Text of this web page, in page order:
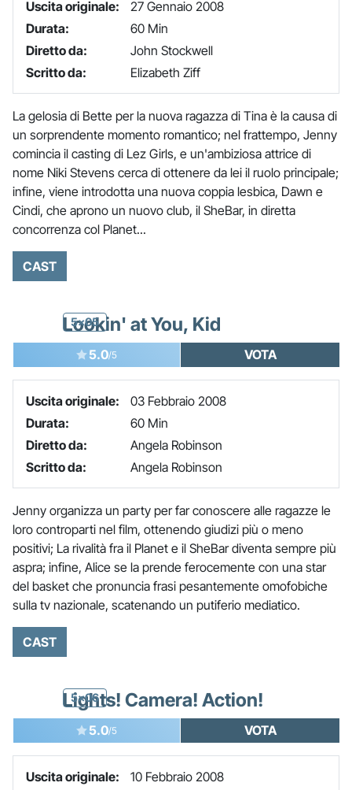
Uscita originale:
27 Gennaio 2008
Durata:
60 Min
Diretto da:
John Stockwell
Scritto da:
Elizabeth Ziff
La gelosia di Bette per la nuova ragazza di Tina è la causa di
un sorprendente momento romantico; nel frattempo, Jenny
comincia il casting di Lez Girls, e un'ambiziosa attrice di
nome Niki Stevens cerca di ottenere da lei il ruolo principale;
infine, viene introdotta una nuova coppia lesbica, Dawn e
Cindi, che aprono un nuovo club, il SheBar, in diretta
concorrenza col Planet...
CAST
5x05
Lookin' at You, Kid
5.0/5 VOTA
Uscita originale:
03 Febbraio 2008
Durata:
60 Min
Diretto da:
Angela Robinson
Scritto da:
Angela Robinson
Jenny organizza un party per far conoscere alle ragazze le
loro controparti nel film, ottenendo giudizi più o meno
positivi; La rivalità fra il Planet e il SheBar diventa sempre più
aspra; infine, Alice se la prende ferocemente con una star
del basket che pronuncia frasi pesantemente omofobiche
sulla tv nazionale, scatenando un putiferio mediatico.
CAST
5x06
Lights! Camera! Action!
5.0/5 VOTA
Uscita originale:
10 Febbraio 2008